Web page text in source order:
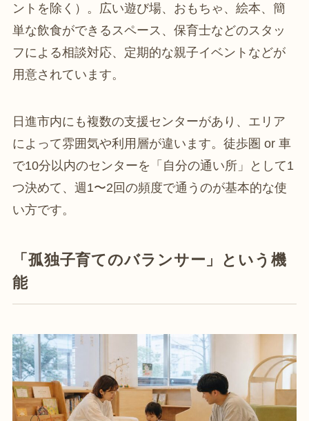
ントを除く）。広い遊び場、おもちゃ、絵本、簡
単な飲食ができるスペース、保育士などのスタッ
フによる相談対応、定期的な親子イベントなどが
用意されています。
日進市内にも複数の支援センターがあり、エリア
によって雰囲気や利用層が違います。徒歩圏 or 車
で10分以内のセンターを「自分の通い所」として1
つ決めて、週1〜2回の頻度で通うのが基本的な使
い方です。
「孤独子育てのバランサー」という機
能